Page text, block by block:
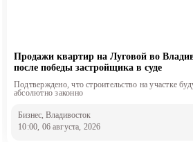
Продажи квартир на Луговой во
после победы застройщика в суде
Подтверждено, что строительство на участке
абсолютно законно
Бизнес, Владивосток
10:00, 06 августа, 2026